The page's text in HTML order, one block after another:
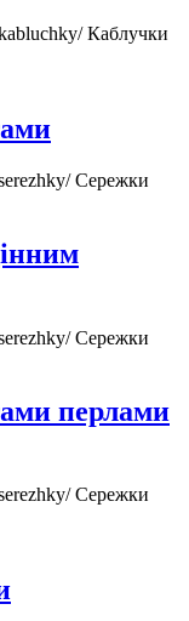
Каблучки
Сережки
Сережки
перлами
Сережки